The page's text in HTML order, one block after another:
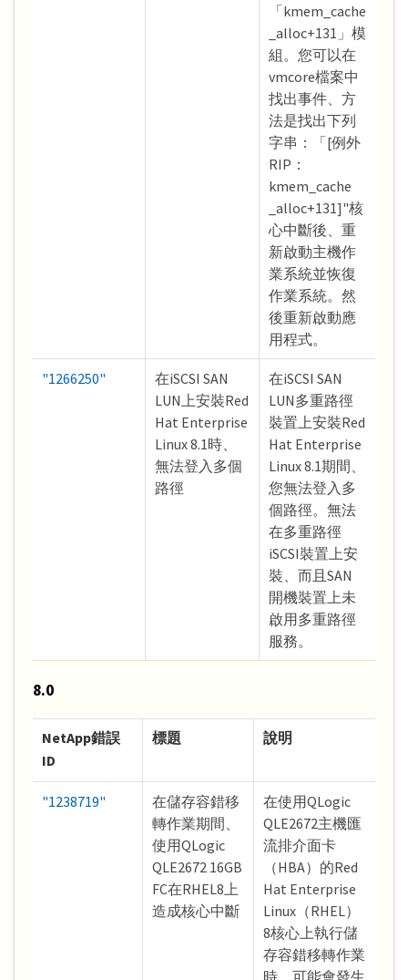
「kmem_cache
_alloc+131」模
組。您可以在
vmcore檔案中
找出事件、方
法是找出下列
字串：「[例外
RIP：
kmem_cache
_alloc+131]"核
心中斷後、重
新啟動主機作
業系統並恢復
作業系統。然
後重新啟動應
用程式。
"1266250"
在iSCSI SAN
LUN上安裝Red
Hat Enterprise
Linux 8.1時、
無法登入多個
路徑
在iSCSI SAN
LUN多重路徑
裝置上安裝Red
Hat Enterprise
Linux 8.1期間、
您無法登入多
個路徑。無法
在多重路徑
iSCSI裝置上安
裝、而且SAN
開機裝置上未
啟用多重路徑
服務。
8.0
NetApp錯誤
ID
標題 說明
"1238719"
在儲存容錯移
轉作業期間、
使用QLogic
QLE2672 16GB
FC在RHEL8上
造成核心中斷
在使用QLogic
QLE2672主機匯
流排介面卡
（HBA）的Red
Hat Enterprise
Linux（RHEL）
8核心上執行儲
存容錯移轉作業
時、可能會發生